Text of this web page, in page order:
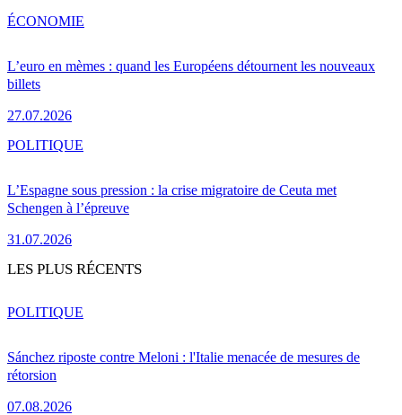
L’euro en mèmes : quand les Européens détournent les nouveaux
billets
27.07.2026
ÉCONOMIE
L’Espagne sous pression : la crise migratoire de Ceuta met
Schengen à l’épreuve
31.07.2026
POLITIQUE
LES PLUS RÉCENTS
Sánchez riposte contre Meloni : l'Italie menacée de mesures de
rétorsion
07.08.2026
POLITIQUE